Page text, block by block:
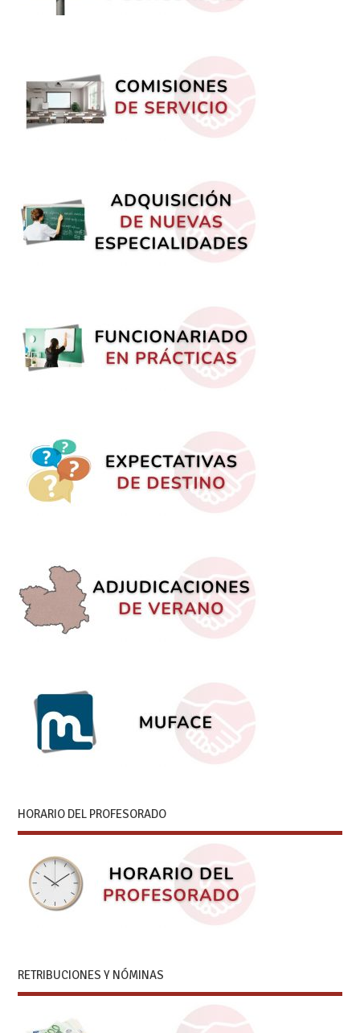
HORARIO DEL PROFESORADO
RETRIBUCIONES Y NÓMINAS